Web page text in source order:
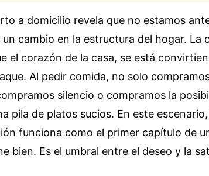
a domicilio revela que no estamos
cambio en la estructura del hogar. La
el corazón de la casa, se está
Al pedir comida, no solo
silencio o compramos la
pila de platos sucios. En este
funciona como el primer capítulo de
bien. Es el umbral entre el deseo y la